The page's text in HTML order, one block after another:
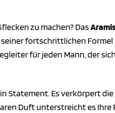
zu machen? Das
fortschrittlichen
für jeden Mann, der
Statement. Es verkörpert
Duft unterstreicht es